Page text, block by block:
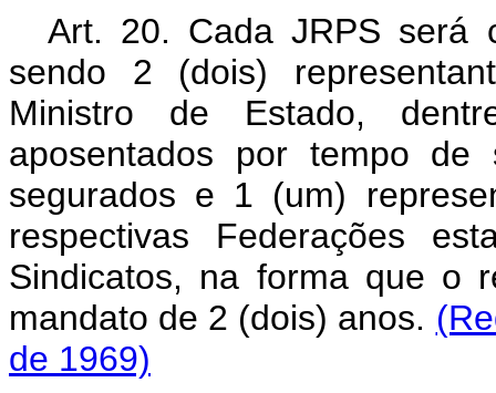
Art. 20. Cada JRPS será
sendo 2 (dois)
Ministro de Estado,
aposentados por tempo
segurados e 1 (um)
respectivas Federações
Sindicatos, na forma que o
mandato de 2 (dois) anos.
de 1969)